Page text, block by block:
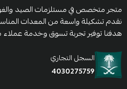
متجر متخصص في مستلزمات الصيد
نقدم تشكيلة واسعة من المعدات
هدفنا توفير تجربة تسوق وخدمة عملاء
السجل التجاري
4030275759